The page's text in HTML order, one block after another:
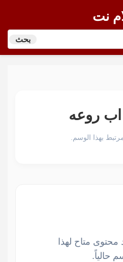
نت
بحث
روعه
محتوى متاح لهذا
حالياً.